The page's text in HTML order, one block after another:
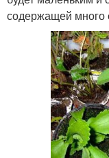
содержащей много